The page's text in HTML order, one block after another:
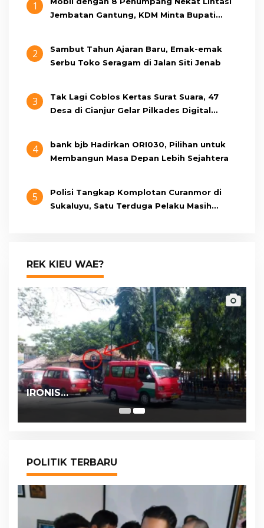
1
Jembatan Gantung, KDM Minta Bupati
2
Sambut Tahun Ajaran Baru, Emak-emak
Serbu Toko Seragam di Jalan Siti Jenab
3
Tak Lagi Coblos Kertas Surat Suara, 47
Desa di Cianjur Gelar Pilkades Digital
4
bank bjb Hadirkan ORI030, Pilihan untuk
Membangun Masa Depan Lebih Sejahtera
5
Polisi Tangkap Komplotan Curanmor di
Sukaluyu, Satu Terduga Pelaku Masih
REK KIEU WAE?
IRONIS…
POLITIK TERBARU